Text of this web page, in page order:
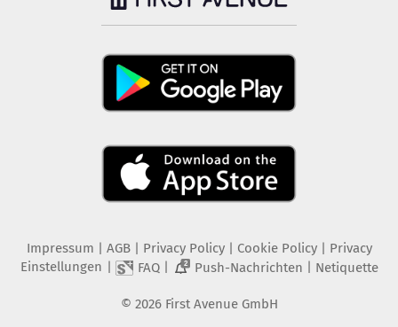
Impressum AGB Privacy Policy| Cookie Policy| Privacy
Einstellungen
FAQ| 2 Push-Nachrichten Netiquette
© 2026 First Avenue GmbH